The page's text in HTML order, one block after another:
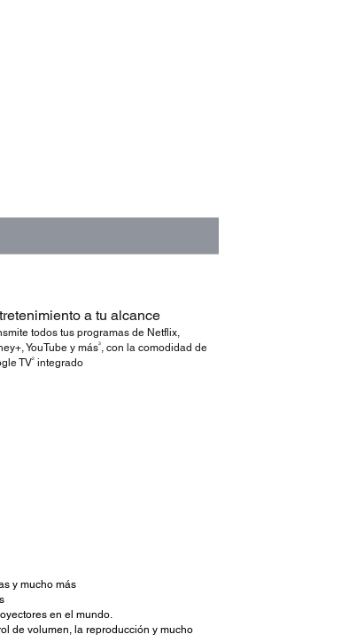
a tu alcance
todos tus programas de Netflix,
YouTube y más3, con la comodidad de
TV2integrado
y mucho más
en el mundo.
de volumen, la reproducción y mucho